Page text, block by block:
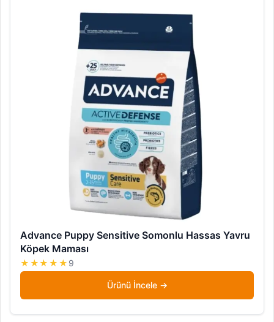
Advance Puppy Sensitive Somonlu Hassas Yavru
Köpek Maması
★★★★★ 9
Ürünü İncele